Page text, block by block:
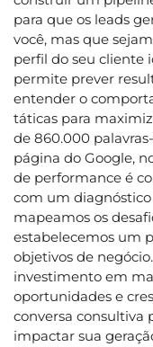
para que os leads
você, mas que
perfil do seu cliente
permite prever
entender o
táticas para
de 860.000
página do Google,
de performance é
com um
mapeamos os
estabelecemos um
objetivos de
investimento em
oportunidades e
conversa consultiva
impactar sua